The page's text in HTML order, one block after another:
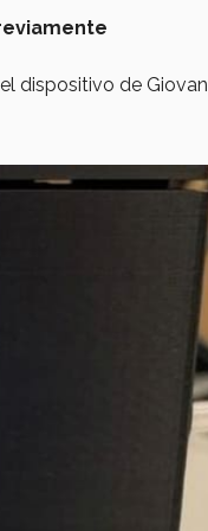
dispositivo de